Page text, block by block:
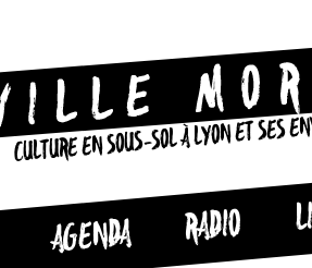
CULTURE EN SOUS-SOL À LYON ET SES
AGENDA RADIO